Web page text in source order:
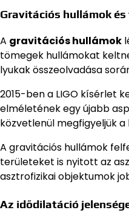
Gravitációs hullámok
A gravitációs hullámok
tömegek hullámokat
lyukak összeolvadása
2015-ben a LIGO kísérlet
elméletének egy újabb
közvetlenül megfigyeljük
A gravitációs hullámok
területeket is nyitott az
asztrofizikai objektumok
Az idődilatáció